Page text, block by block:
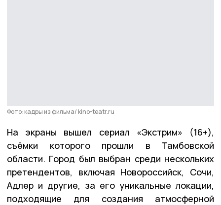
Фото: кадры из фильма/ kino-teatr.ru
На экраны вышел сериал «Экстрим» (16+),
съёмки которого прошли в Тамбовской
области. Город был выбран среди нескольких
претендентов, включая Новороссийск, Сочи,
Адлер и другие, за его уникальные локации,
подходящие для создания атмосферной